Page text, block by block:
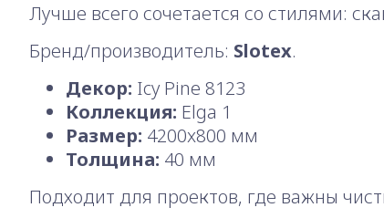
Лучше всего сочетается со стилями:
Бренд/производитель: Slotex.
Декор: Icy Pine 8123
Коллекция: Elga 1
Размер: 4200x800 мм
Толщина: 40 мм
Подходит для проектов, где важны